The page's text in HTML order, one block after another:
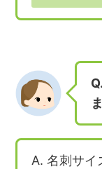
A. 名刺サイ